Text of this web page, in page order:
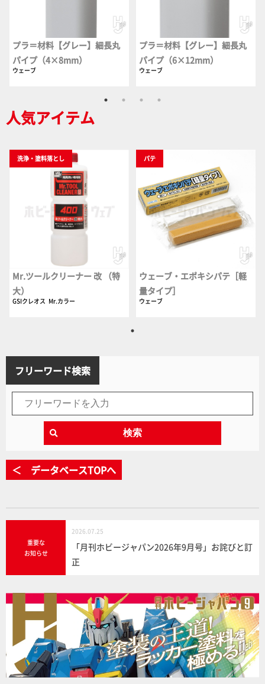
プラ＝材料【グレー】細長丸
パイプ（4×8mm）
ウェーブ
プラ＝材料【グレー】細長丸
パイプ（6×12mm）
ウェーブ
人気アイテム
洗浄・塗料落とし
Mr.ツールクリーナー 改 （特
大）
GSIクレオス Mr.カラー
パテ
ウェーブ・エポキシパテ［軽
量タイプ］
ウェーブ
フリーワード検索
検索
＜ データベースTOPへ
重要な
お知らせ
2026.07.25
「月刊ホビージャパン2026年9月号」お詫びと訂
正